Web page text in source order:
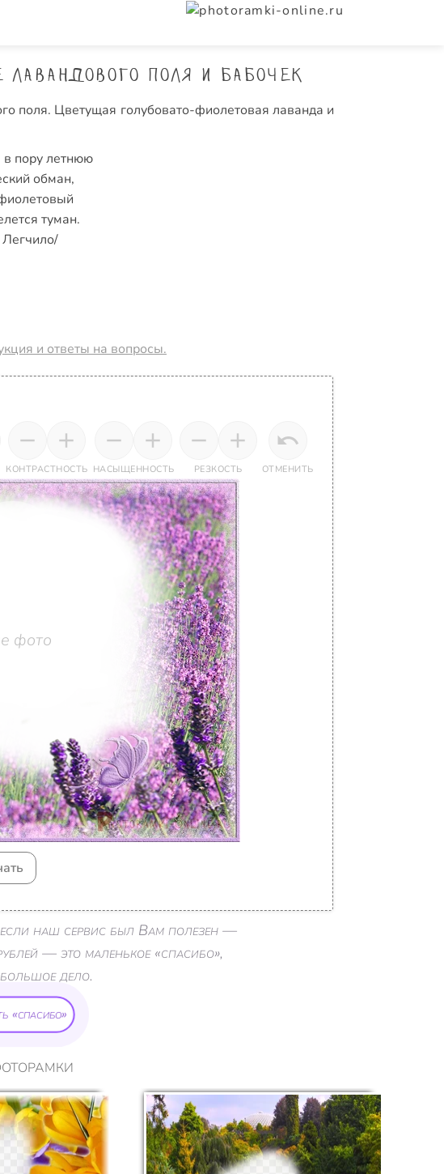
поля и бабочек
поля. Цветущая голубовато-фиолетовая лаванда и
в пору летнюю
обман,
туман.
и ответы на вопросы.
КОНТРАСТНОСТЬ НАСЫЩЕННОСТЬ РЕЗКОСТЬ ОТМЕНИТЬ
фото
наш сервис был Вам полезен —
— это маленькое «спасибо»,
дело.
«спасибо»